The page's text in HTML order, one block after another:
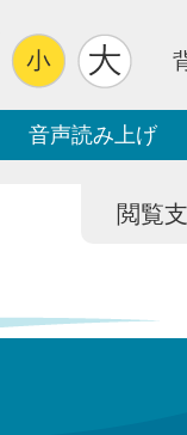
音声読み上げ
閲覧